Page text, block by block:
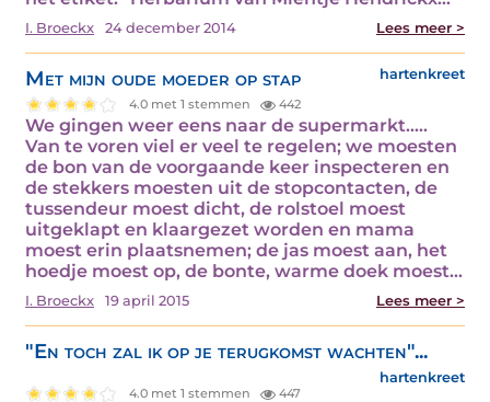
I. Broeckx 24 december 2014 Lees meer >
Met mijn oude moeder op stap hartenkreet
4.0 met 1 stemmen 442
We gingen weer eens naar de supermarkt.....
Van te voren viel er veel te regelen; we moesten
de bon van de voorgaande keer inspecteren en
de stekkers moesten uit de stopcontacten, de
tussendeur moest dicht, de rolstoel moest
uitgeklapt en klaargezet worden en mama
moest erin plaatsnemen; de jas moest aan, het
hoedje moest op, de bonte, warme doek moest…
I. Broeckx 19 april 2015 Lees meer >
"En toch zal ik op je terugkomst wachten"...
hartenkreet
4.0 met 1 stemmen 447